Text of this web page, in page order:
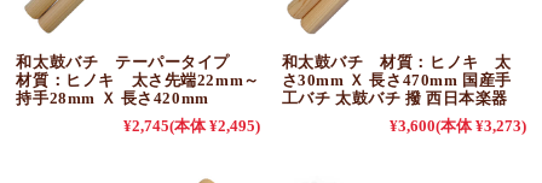
和太鼓バチ テーパータイプ
材質：ヒノキ 太さ先端22mm～
持手28mm Ｘ 長さ420mm
¥2,745(本体 ¥2,495)
和太鼓バチ 材質：ヒノキ 太
さ30mm Ｘ 長さ470mm 国産手
工バチ 太鼓バチ 撥 西日本楽器
¥3,600(本体 ¥3,273)